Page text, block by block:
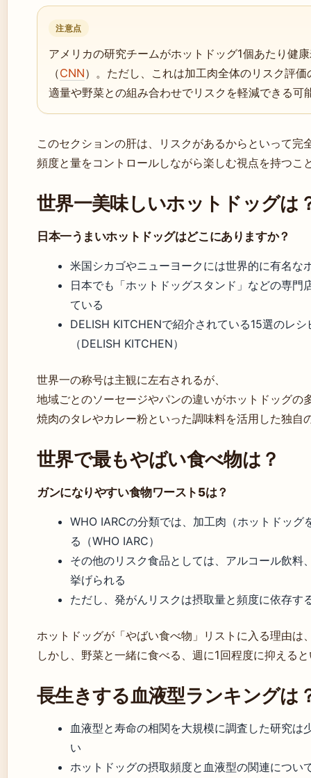
注意点
アメリカの研究チームがホットドッグ1個あたり健
（CNN）。ただし、これは加工肉全体のリスク評
適量や野菜との組み合わせでリスクを軽減できる可
このセクションの肝は、リスクがあるからといって完
頻度と量をコントロールしながら楽しむ視点を持つこ
世界一美味しいホットドッグは
日本一うまいホットドッグはどこにありますか？
米国シカゴやニューヨークには世界的に有名な
日本でも「ホットドッグスタンド」などの専
ている
DELISH KITCHENで紹介されている15選のレ
（DELISH KITCHEN）
世界一の称号は主観に左右されるが、
地域ごとのソーセージやパンの違いがホットドッグの
焼肉のタレやカレー粉といった調味料を活用した独自
世界で最もやばい食べ物は？
ガンになりやすい食物ワースト5は？
WHO IARCの分類では、加工肉（ホットドッ
る（WHO IARC）
その他のリスク食品としては、アルコール飲
挙げられる
ただし、発がんリスクは摂取量と頻度に依存す
ホットドッグが「やばい食べ物」リストに入る理由
しかし、野菜と一緒に食べる、週に1回程度に抑える
長生きする血液型ランキングは
血液型と寿命の相関を大規模に調査した研究
い
ホットドッグの摂取頻度と血液型の関連につ